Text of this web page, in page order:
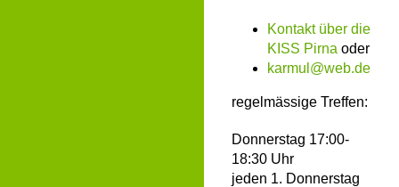
Kontakt über die
KISS Pirna oder
karmul@web.de
regelmässige Treffen:
Donnerstag 17:00-
18:30 Uhr
jeden 1. Donnerstag